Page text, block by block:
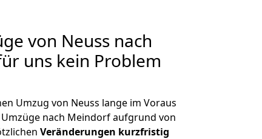
von Neuss nach
uns kein Problem
Umzug von Neuss lange im Voraus
nach Meindorf aufgrund von
Veränderungen kurzfristig